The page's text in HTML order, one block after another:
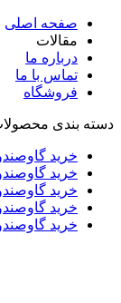
صفحه اصلی
مقالات
درباره ما
تماس با ما
فروشگاه
دسته بندی
خرید
خرید
خرید
خرید
خرید